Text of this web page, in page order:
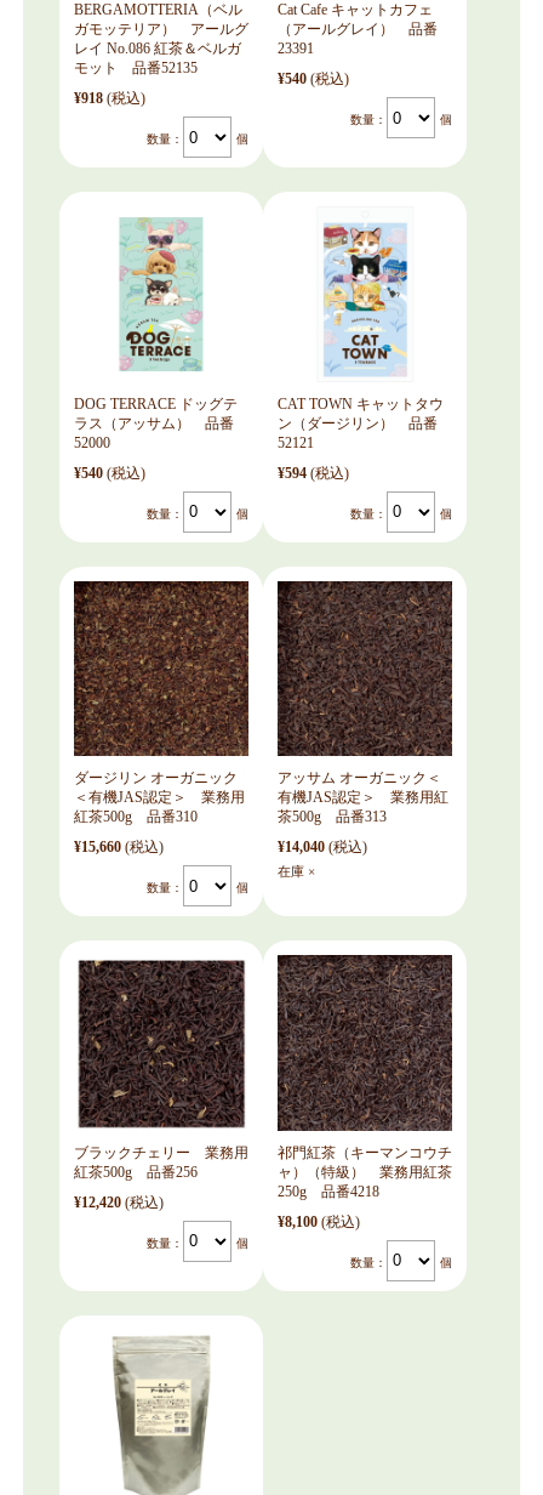
BERGAMOTTERIA（ベル
ガモッテリア） アールグ
レイ No.086 紅茶＆ベルガ
モット 品番52135
¥918 (税込)
数量： 個
Cat Cafe キャットカフェ
（アールグレイ） 品番
23391
¥540 (税込)
数量： 個
DOG TERRACE ドッグテ
ラス（アッサム） 品番
52000
¥540 (税込)
数量： 個
CAT TOWN キャットタウ
ン（ダージリン） 品番
52121
¥594 (税込)
数量： 個
ダージリン オーガニック
＜有機JAS認定＞ 業務用
紅茶500g 品番310
¥15,660 (税込)
数量： 個
アッサム オーガニック＜
有機JAS認定＞ 業務用紅
茶500g 品番313
¥14,040 (税込)
在庫 ×
ブラックチェリー 業務用
紅茶500g 品番256
¥12,420 (税込)
数量： 個
祁門紅茶（キーマンコウチ
ャ）（特級） 業務用紅茶
250g 品番4218
¥8,100 (税込)
数量： 個